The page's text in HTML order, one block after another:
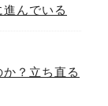
んでいる
？立ち直る